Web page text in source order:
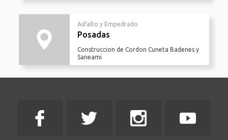
Asfalto y Empedrado
Posadas
Construccion de Cordon Cuneta Badenes y
Saneami